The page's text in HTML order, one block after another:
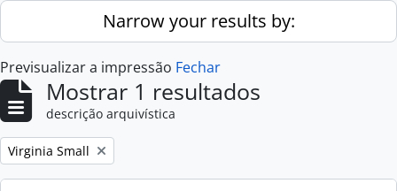
Skip to main contentNarrow your results by:
Previsualizar a impressão Fechar
Mostrar 1 resultados
descrição arquivística
Remove filter:
Virginia Small